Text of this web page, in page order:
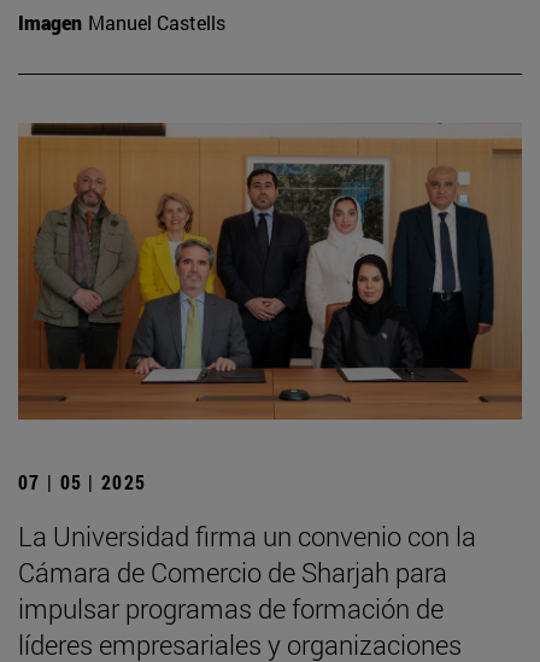
Imagen Manuel Castells
07 | 05 | 2025
La Universidad firma un convenio con la
Cámara de Comercio de Sharjah para
impulsar programas de formación de
líderes empresariales y organizaciones